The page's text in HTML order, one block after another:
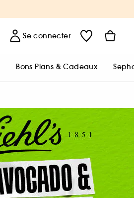
Se connecter
Bons Plans & Cadeaux